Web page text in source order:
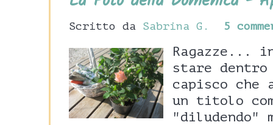
Scritto da Sabrina G. 5
Ragazze...
stare
capisco che
un titolo
"diludendo"